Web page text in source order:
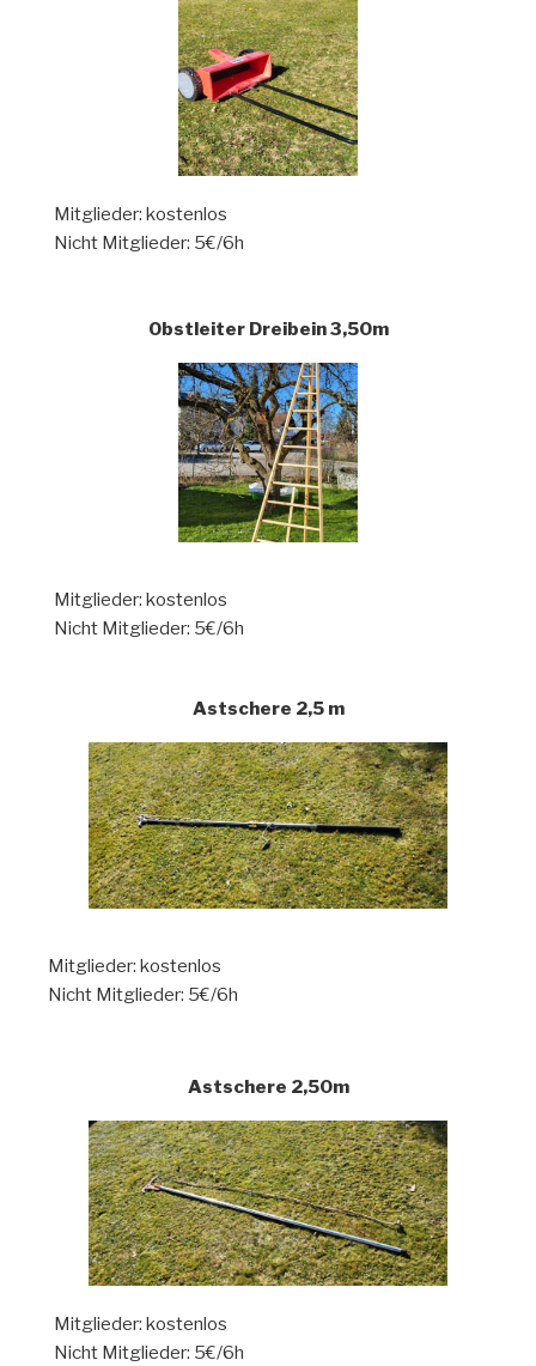
Mitglieder: kostenlos
Nicht Mitglieder: 5€/6h
Obstleiter Dreibein 3,50m
Mitglieder: kostenlos
Nicht Mitglieder: 5€/6h
Astschere 2,5 m
Mitglieder: kostenlos
Nicht Mitglieder: 5€/6h
Astschere 2,50m
Mitglieder: kostenlos
Nicht Mitglieder: 5€/6h